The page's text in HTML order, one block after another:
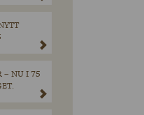
– NU I 75